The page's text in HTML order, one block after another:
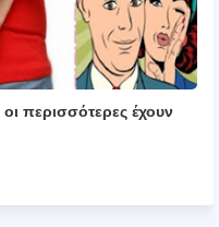
περισσότερες έχουν